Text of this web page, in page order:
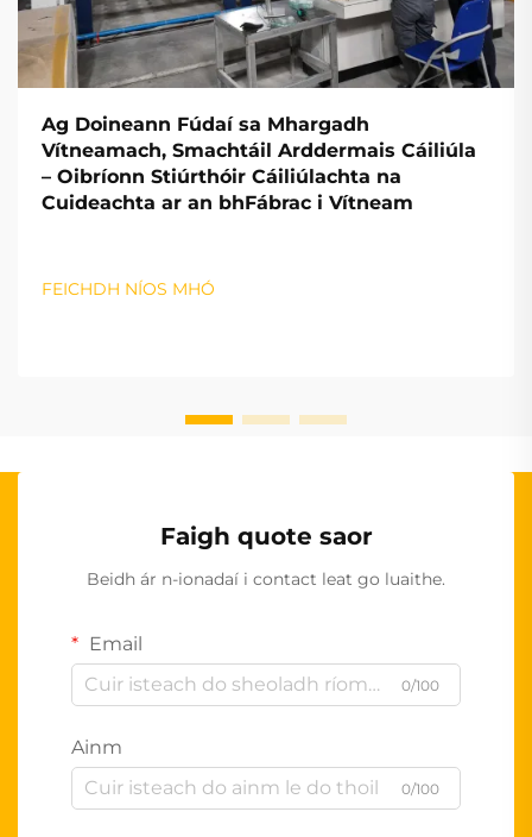
Ag Doineann Fúdaí sa Mhargadh
Vítneamach, Smachtáil Arddermais Cáiliúla
– Oibríonn Stiúrthóir Cáiliúlachta na
Cuideachta ar an bhFábrac i Vítneam
FEICHDH NÍOS MHÓ
Faigh quote saor
Beidh ár n-ionadaí i contact leat go luaithe.
Email
0/100
Ainm
0/100